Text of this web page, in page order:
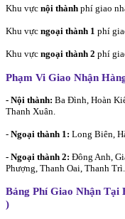
Khu vực nội thành phí giao
Khu vực ngoại thành 1 phí
Khu vực ngoại thành 2 phí
Phạm Vi Giao Nhận
- Nội thành: Ba Đình, Hoàn
Thanh Xuân.
- Ngoại thành 1: Long Biên,
- Ngoại thành 2: Đông Anh,
Phượng, Thanh Oai, Thanh Trì.
Bảng Phí Giao Nhận Tại
)